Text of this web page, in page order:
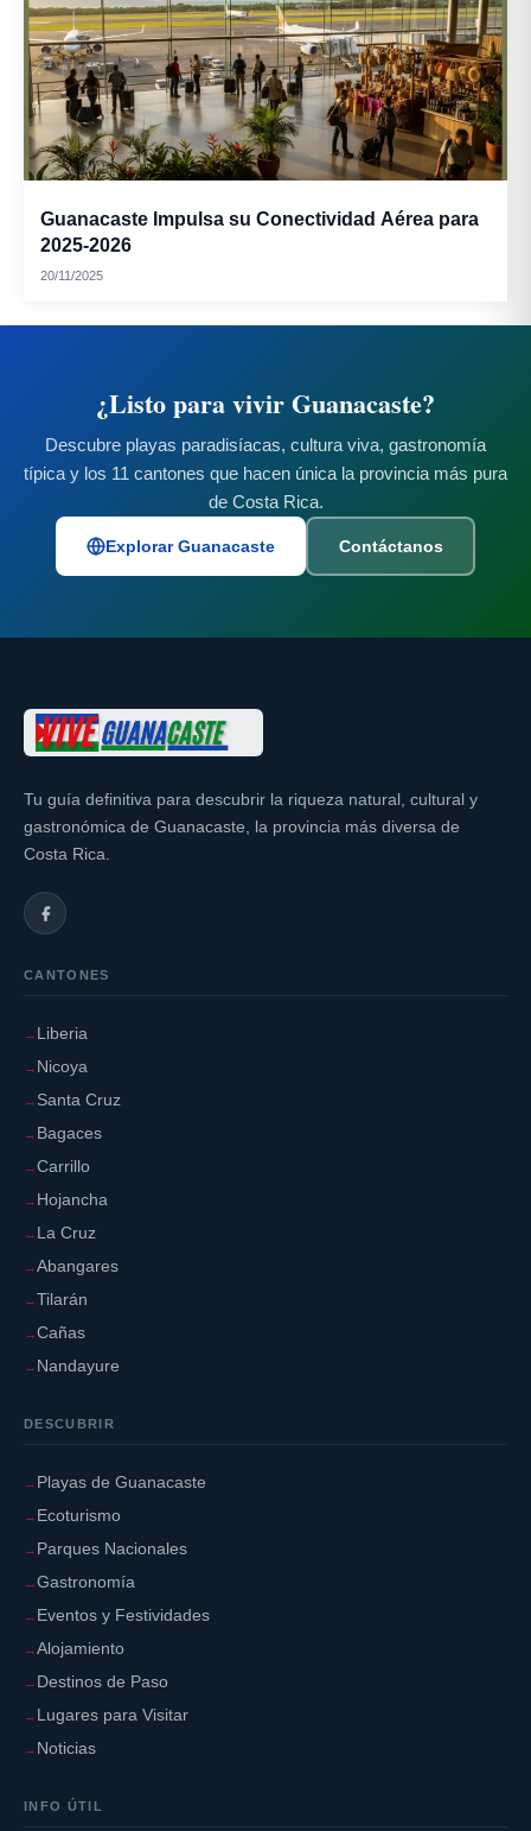
Guanacaste Impulsa su Conectividad Aérea para
2025-2026
20/11/2025
¿Listo para vivir Guanacaste?
Descubre playas paradisíacas, cultura viva, gastronomía
típica y los 11 cantones que hacen única la provincia más pura
de Costa Rica.
Explorar Guanacaste Contáctanos
Tu guía definitiva para descubrir la riqueza natural, cultural y
gastronómica de Guanacaste, la provincia más diversa de
Costa Rica.
CANTONES
Liberia
Nicoya
Santa Cruz
Bagaces
Carrillo
Hojancha
La Cruz
Abangares
Tilarán
Cañas
Nandayure
DESCUBRIR
Playas de Guanacaste
Ecoturismo
Parques Nacionales
Gastronomía
Eventos y Festividades
Alojamiento
Destinos de Paso
Lugares para Visitar
Noticias
INFO ÚTIL